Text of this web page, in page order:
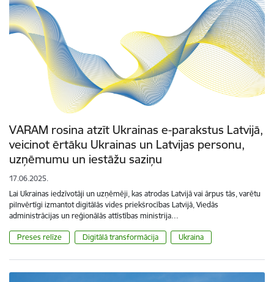
VARAM rosina atzīt Ukrainas e-parakstus Latvijā,
veicinot ērtāku Ukrainas un Latvijas personu,
uzņēmumu un iestāžu saziņu
17.06.2025.
Lai Ukrainas iedzīvotāji un uzņēmēji, kas atrodas Latvijā vai ārpus tās, varētu
pilnvērtīgi izmantot digitālās vides priekšrocības Latvijā, Viedās
administrācijas un reģionālās attīstības ministrija…
Preses relīze Digitālā transformācija Ukraina